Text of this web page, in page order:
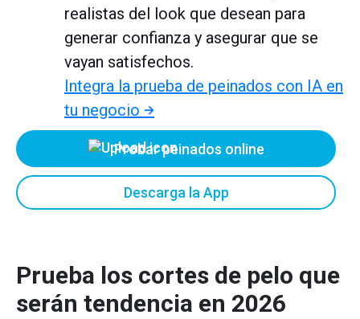
realistas del look que desean para
generar confianza y asegurar que se
vayan satisfechos.
Integra la prueba de peinados con IA en
tu negocio →
Probar peinados online
Descarga la App
Prueba los cortes de pelo que
serán tendencia en 2026